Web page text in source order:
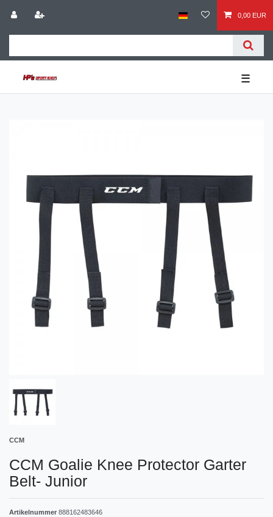
0,00 EUR
☰
CCM
CCM Goalie Knee Protector Garter
Belt- Junior
Artikelnummer 888162483646